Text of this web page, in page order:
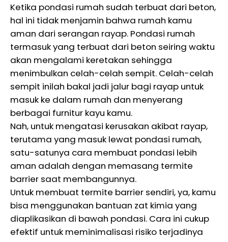
Ketika pondasi rumah sudah terbuat dari beton,
hal ini tidak menjamin bahwa rumah kamu
aman dari serangan rayap. Pondasi rumah
termasuk yang terbuat dari beton seiring waktu
akan mengalami keretakan sehingga
menimbulkan celah-celah sempit. Celah-celah
sempit inilah bakal jadi jalur bagi rayap untuk
masuk ke dalam rumah dan menyerang
berbagai furnitur kayu kamu.
Nah, untuk mengatasi kerusakan akibat rayap,
terutama yang masuk lewat pondasi rumah,
satu-satunya cara membuat pondasi lebih
aman adalah dengan memasang termite
barrier saat membangunnya.
Untuk membuat termite barrier sendiri, ya, kamu
bisa menggunakan bantuan zat kimia yang
diaplikasikan di bawah pondasi. Cara ini cukup
efektif untuk meminimalisasi risiko terjadinya